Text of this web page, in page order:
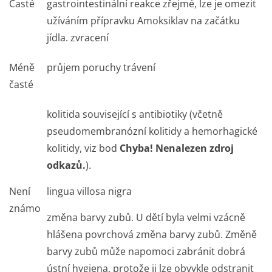
Časté
gastrointestinální reakce zřejmé, lze je omezit
užíváním přípravku Amoksiklav na začátku
jídla. zvracení
Méně
časté
průjem poruchy trávení
Není
známo
kolitida související s antibiotiky (včetně
pseudomembranózní kolitidy a hemorhagické
kolitidy, viz bod Chyba! Nenalezen zdroj
odkazů.).
lingua villosa nigra
změna barvy zubů. U dětí byla velmi vzácně
hlášena povrchová změna barvy zubů. Změně
barvy zubů může napomoci zabránit dobrá
ústní hygiena, protože ji lze obvykle odstranit